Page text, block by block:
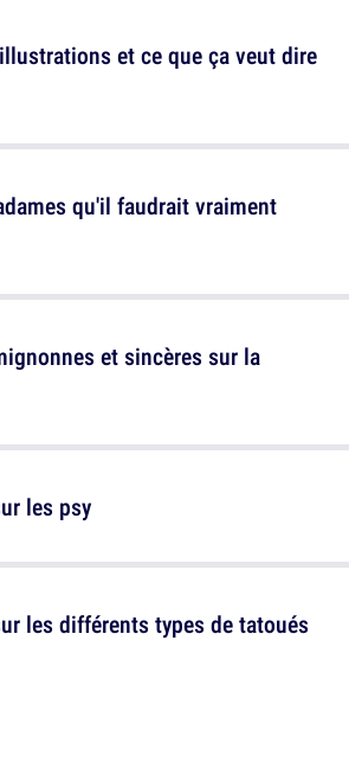
et ce que ça veut dire
et sincères sur la
les différents types de tatoués
qu'il faudrait vraiment
les psy